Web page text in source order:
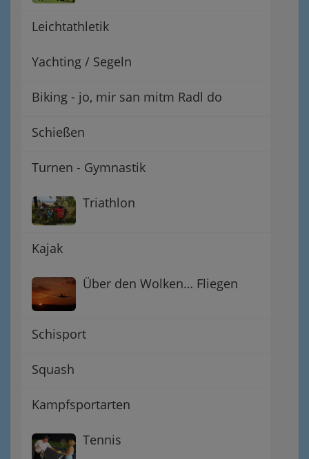
Leichtathletik
Yachting / Segeln
Biking - jo, mir san mitm Radl do
Schießen
Turnen - Gymnastik
Triathlon
Kajak
Über den Wolken… Fliegen
Schisport
Squash
Kampfsportarten
Tennis